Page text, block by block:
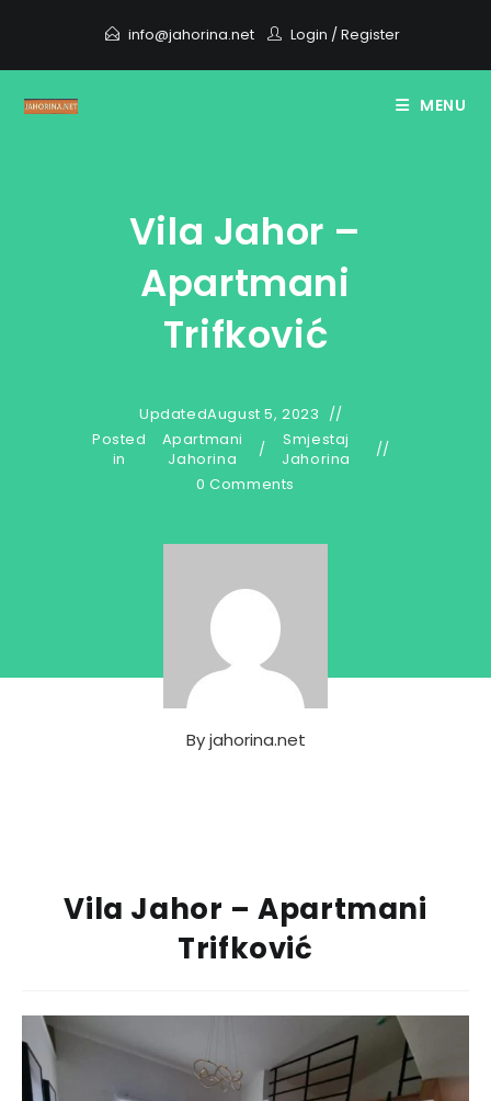
content
info@jahorina.net Login /Register
MENU
Vila Jahor –
Apartmani
Trifković
UpdatedAugust 5, 2023
Posted
in
Apartmani
Jahorina
/
Smjestaj
Jahorina
0 Comments
Byjahorina.net
Vila Jahor – Apartmani
Trifković